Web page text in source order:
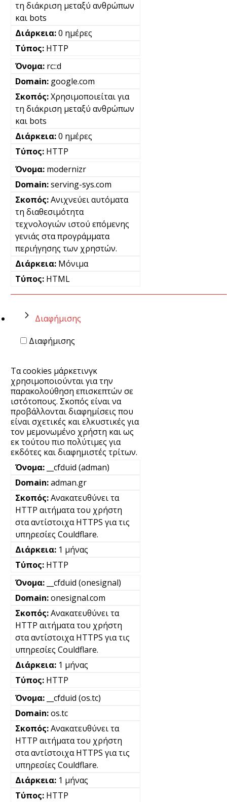
τη διάκριση μεταξύ ανθρώπων
και bots
0 ημέρες
HTTP
rc::d
google.com
Χρησιμοποιείται για
τη διάκριση μεταξύ ανθρώπων
και bots
0 ημέρες
HTTP
modernizr
serving-sys.com
Ανιχνεύει αυτόματα
τη διαθεσιμότητα
τεχνολογιών ιστού επόμενης
γενιάς στα προγράμματα
περιήγησης των χρηστών.
Μόνιμα
HTML
Διαφήμισης
Διαφήμισης
Τα cookies μάρκετινγκ
χρησιμοποιούνται για την
παρακολούθηση επισκεπτών σε
ιστότοπους. Σκοπός είναι να
προβάλλονται διαφημίσεις που
είναι σχετικές και ελκυστικές για
τον μεμονωμένο χρήστη και ως
εκ τούτου πιο πολύτιμες για
εκδότες και διαφημιστές τρίτων.
__cfduid (adman)
adman.gr
Ανακατευθύνει τα
HTTP αιτήματα του χρήστη
στα αντίστοιχα HTTPS για τις
υπηρεσίες Couldflare.
1 μήνας
HTTP
__cfduid (onesignal)
onesignal.com
Ανακατευθύνει τα
HTTP αιτήματα του χρήστη
στα αντίστοιχα HTTPS για τις
υπηρεσίες Couldflare.
1 μήνας
HTTP
__cfduid (os.tc)
os.tc
Ανακατευθύνει τα
HTTP αιτήματα του χρήστη
στα αντίστοιχα HTTPS για τις
υπηρεσίες Couldflare.
1 μήνας
HTTP